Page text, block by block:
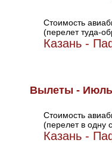
Стоимость
(перелет туда-
Казань -
Вылеты - Июль
Стоимость
(перелет в одну
Казань -